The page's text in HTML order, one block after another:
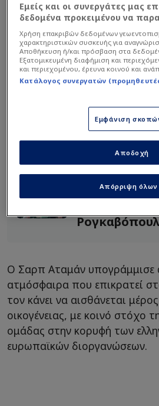
Παράλληλα, αναφέρθηκε στο
για τον Παναθηναϊκό,
έντονη προσωπικότητα και η
ομάδα είναι στοιχεία που
εδώ και χρόνια. Όπως
έχει συνδεθεί με σημαντικές
συλλόγου, ενώ η αφοσίωσή
είναι εμφανής σε κάθε
Διαβάστε επίσης...
Ποιον
Ο Σαρπ Αταμάν υπογράμμισε
ατμόσφαιρα που επικρατεί
τον κάνει να αισθάνεται
οικογένειας, με κοινό στόχο
ομάδας στην κορυφή των
ευρωπαϊκών διοργανώσεων.
Εμείς και οι συνεργάτες μας
δεδομένα προκειμένου να
Χρήση επακριβών δεδομένων
χαρακτηριστικών συσκευής για
Αποθήκευση ή/και πρόσβαση στα
Εξατομικευμένη διαφήμιση και
και περιεχομένου, έρευνα κοινού και
Κατάλογος συνεργατών
Εμφάνιση
Απόρριψη όλων
Αποδοχή